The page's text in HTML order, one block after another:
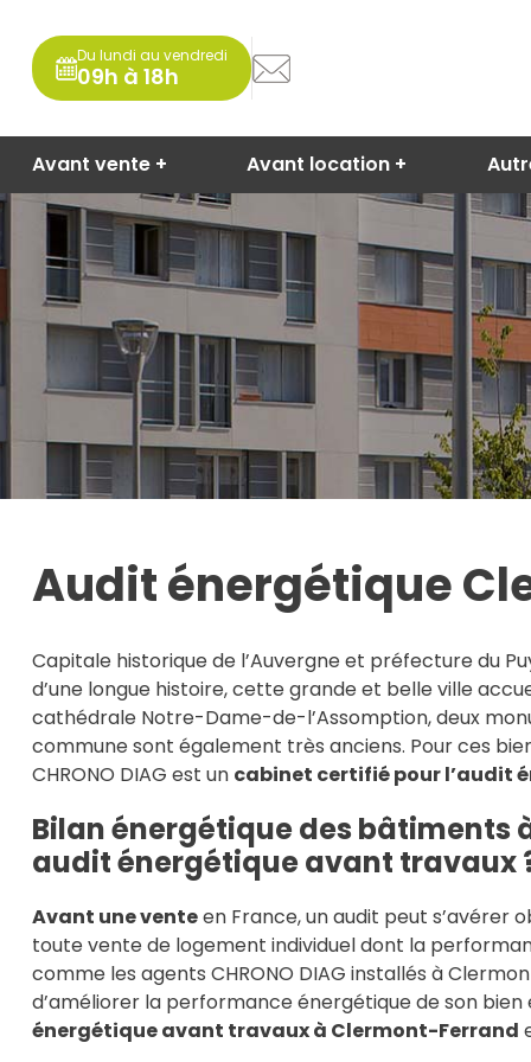
Du lundi au vendredi
09h à 18h
Avant vente Avant location
Audit énergétique
Capitale historique de l’Auvergne et préfecture du
d’une longue histoire, cette grande et belle ville
cathédrale Notre-Dame-de-l’Assomption, deux
commune sont également très anciens. Pour ces
CHRONO DIAG est un cabinet certifié pour l’audit
Bilan énergétique des bâtiments
audit énergétique avant travaux
Avant une venteen France, un audit peut s’avérer
toute vente de logement individuel dont la
comme les agents CHRONO DIAG installés à
d’améliorer la performance énergétique de son
énergétique avant travaux à Clermont-Ferrand